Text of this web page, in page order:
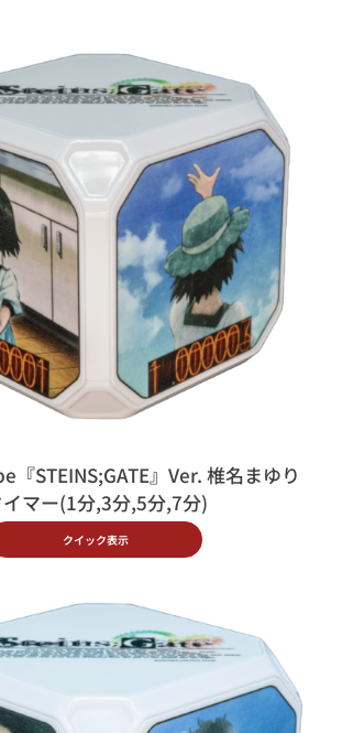
『STEINS;GATE』Ver. 椎名まゆり
マー(1分,3分,5分,7分)
クイック表示